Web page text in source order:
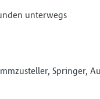
unterwegs
Springer,